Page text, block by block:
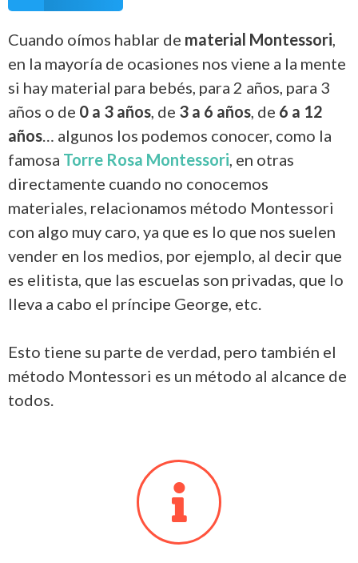
Cuando oímos hablar de material Montessori,
en la mayoría de ocasiones nos viene a la mente
si hay material para bebés, para 2 años, para 3
años o de 0 a 3 años, de 3 a 6 años, de 6 a 12
años… algunos los podemos conocer, como la
famosa Torre Rosa Montessori, en otras
directamente cuando no conocemos
materiales, relacionamos método Montessori
con algo muy caro, ya que es lo que nos suelen
vender en los medios, por ejemplo, al decir que
es elitista, que las escuelas son privadas, que lo
lleva a cabo el príncipe George, etc.
Esto tiene su parte de verdad, pero también el
método Montessori es un método al alcance de
todos.